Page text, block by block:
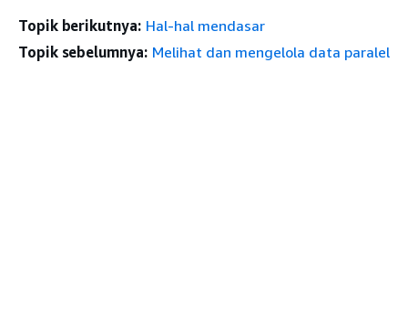
Topik berikutnya: Hal-hal mendasar
Topik sebelumnya: Melihat dan mengelola data paralel